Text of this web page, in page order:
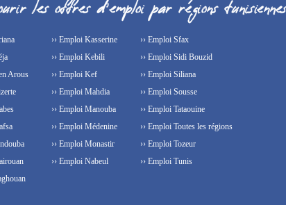
Arous
›› Emploi Kasserine
›› Emploi Kebili
›› Emploi Kef
›› Emploi Mahdia
›› Emploi Manouba
›› Emploi Médenine
›› Emploi Monastir
›› Emploi Nabeul
›› Emploi Sfax
›› Emploi Sidi Bouzid
›› Emploi Siliana
›› Emploi Sousse
›› Emploi Tataouine
›› Emploi Toutes les régions
›› Emploi Tozeur
›› Emploi Tunis